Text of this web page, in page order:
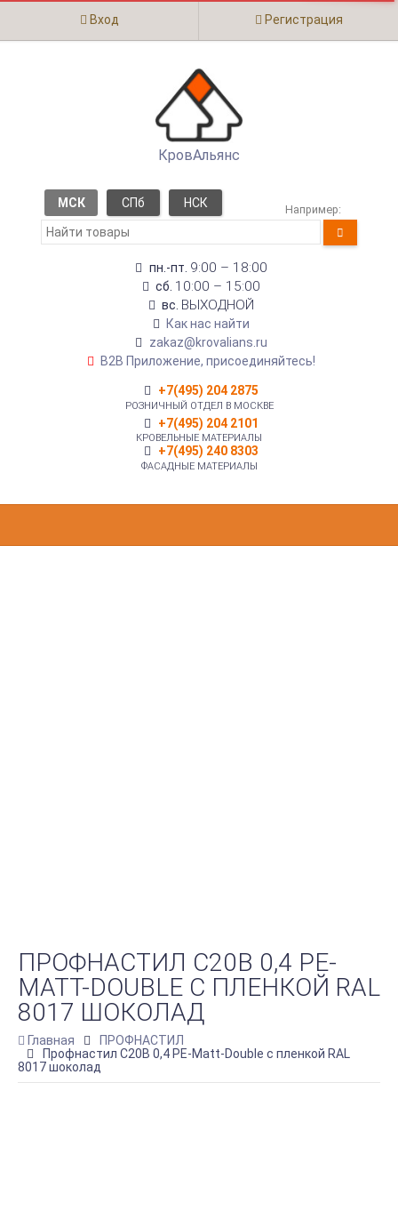
Вход Регистрация
КровАльянс
МСК СПб НСК Например:
пн.-пт. 9:00 – 18:00
сб. 10:00 – 15:00
вс. ВЫХОДНОЙ
Как нас найти
zakaz@krovalians.ru
B2B Приложение, присоединяйтесь!
+7(495) 204 2875
РОЗНИЧНЫЙ ОТДЕЛ В МОСКВЕ
+7(495) 204 2101
КРОВЕЛЬНЫЕ МАТЕРИАЛЫ
+7(495) 240 8303
ФАСАДНЫЕ МАТЕРИАЛЫ
ПРОФНАСТИЛ С20B 0,4 PE-
MATT-DOUBLE С ПЛЕНКОЙ RAL
8017 ШОКОЛАД
Главная
ПРОФНАСТИЛ
Профнастил С20B 0,4 PE-Matt-Double с пленкой RAL
8017 шоколад